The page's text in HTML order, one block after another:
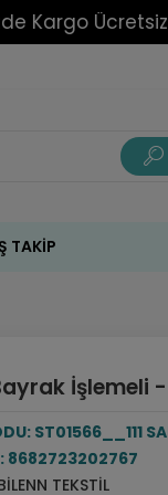
Kargo Ücretsiz!
TAKIP
İşlemeli -
ST01566__111
8682723202767
TEKSTIL